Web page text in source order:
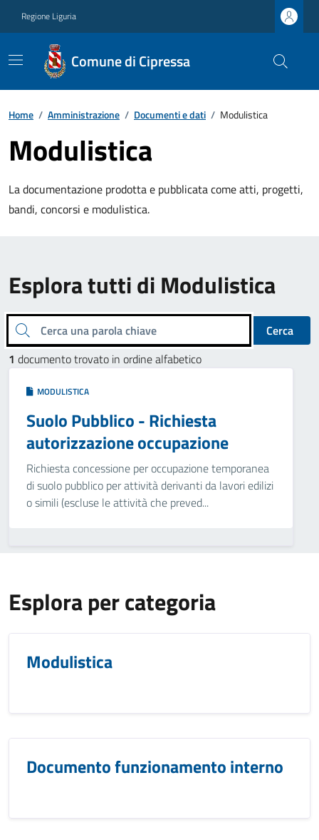
Regione Liguria
Comune di Cipressa
Home / Amministrazione / Documenti e dati / Modulistica
Modulistica
La documentazione prodotta e pubblicata come atti, progetti,
bandi, concorsi e modulistica.
Esplora tutti di Modulistica
Cerca una parola chiave
Cerca
1 documento trovato in ordine alfabetico
MODULISTICA
Suolo Pubblico - Richiesta
autorizzazione occupazione
Richiesta concessione per occupazione temporanea
di suolo pubblico per attività derivanti da lavori edilizi
o simili (escluse le attività che preved...
Esplora per categoria
Modulistica
Documento funzionamento interno